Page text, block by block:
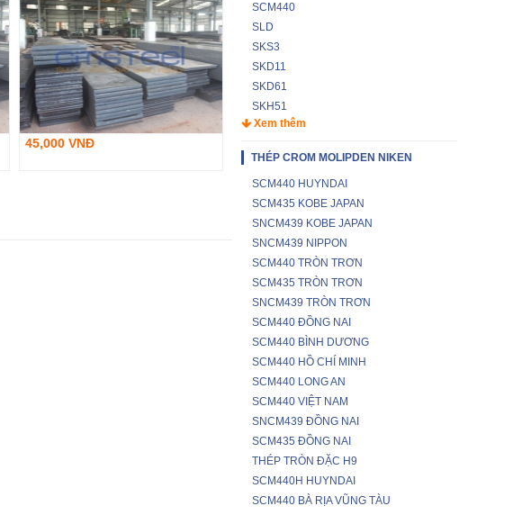
45,000 VNĐ
SCM440
SLD
SKS3
SKD11
SKD61
SKH51
Xem thêm
THÉP CROM MOLIPDEN NIKEN
SCM440 HUYNDAI
SCM435 KOBE JAPAN
SNCM439 KOBE JAPAN
SNCM439 NIPPON
SCM440 TRÒN TRƠN
SCM435 TRÒN TRƠN
SNCM439 TRÒN TRƠN
SCM440 ĐỒNG NAI
SCM440 BÌNH DƯƠNG
SCM440 HỒ CHÍ MINH
SCM440 LONG AN
SCM440 VIỆT NAM
SNCM439 ĐỒNG NAI
SCM435 ĐỒNG NAI
THÉP TRÒN ĐẶC H9
SCM440H HUYNDAI
SCM440 BÀ RỊA VŨNG TÀU